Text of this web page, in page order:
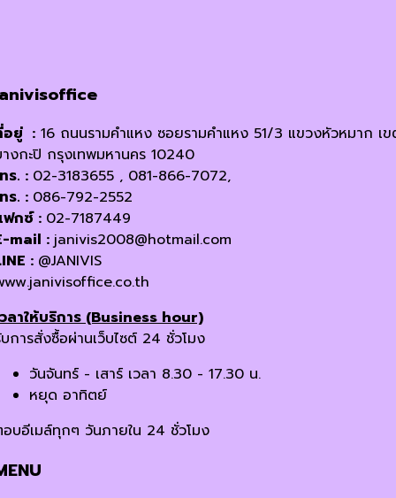
อยู่ : 16 ถนนรามคำแหง ซอยรามคำแหง 51/3 แขวงหัวหมาก เ
งกะปิ กรุงเทพมหานคร 10240
ร. : 02-3183655 , 081-866-7072,
ร. : 086-792-2552
กซ์ : 02-7187449
mail : janivis2008@hotmail.com
: @JANIVIS
ลาให้บริการ (Business hour)
การสั่งซื้อผ่านเว็บไซต์ 24 ชั่วโมง
วันจันทร์ - เสาร์ เวลา 8.30 - 17.30 น.
หยุด อาทิตย์
บอีเมล์ทุกๆ วันภายใน 24 ชั่วโมง